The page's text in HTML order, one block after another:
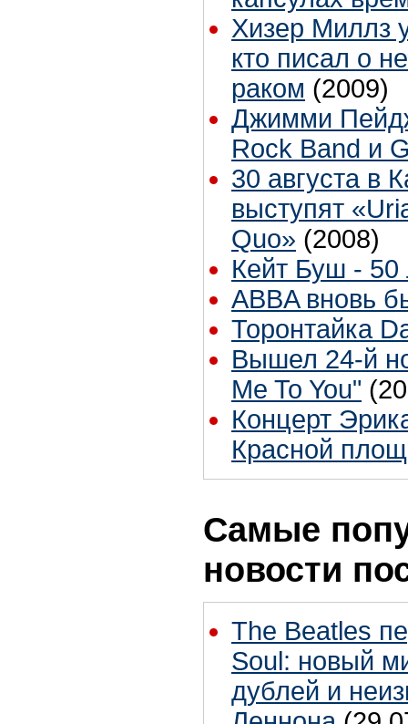
Хизер Миллз
кто писал о
раком (2009)
Джимми
Rock Band и
30 августа в
выступят
Quo» (2008)
Кейт Буш - 50
ABBA вновь
Торонтайка
Вышел 24-й
Me To You"
Концерт
Красной
Самые
новости
The Beatles
Soul: новый
дублей и